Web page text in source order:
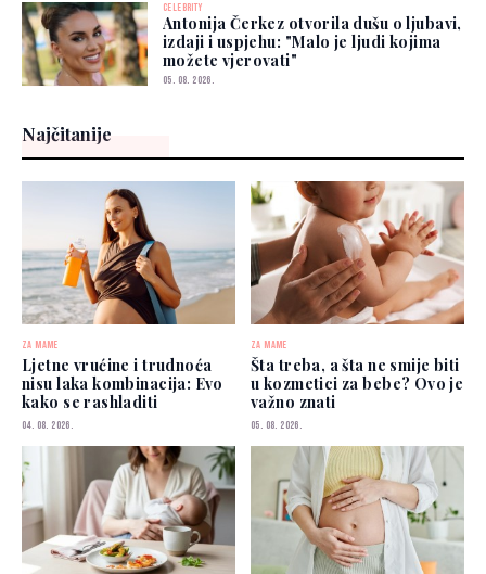
CELEBRITY
Antonija Čerkez otvorila dušu o ljubavi,
izdaji i uspjehu: "Malo je ljudi kojima
možete vjerovati"
05. 08. 2026.
Najčitanije
ZA MAME
Ljetne vrućine i trudnoća
nisu laka kombinacija: Evo
kako se rashladiti
04. 08. 2026.
ZA MAME
Šta treba, a šta ne smije biti
u kozmetici za bebe? Ovo je
važno znati
05. 08. 2026.